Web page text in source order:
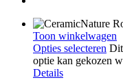
Toon winkelwagen
Opties selecteren
optie kan gekozen
Details